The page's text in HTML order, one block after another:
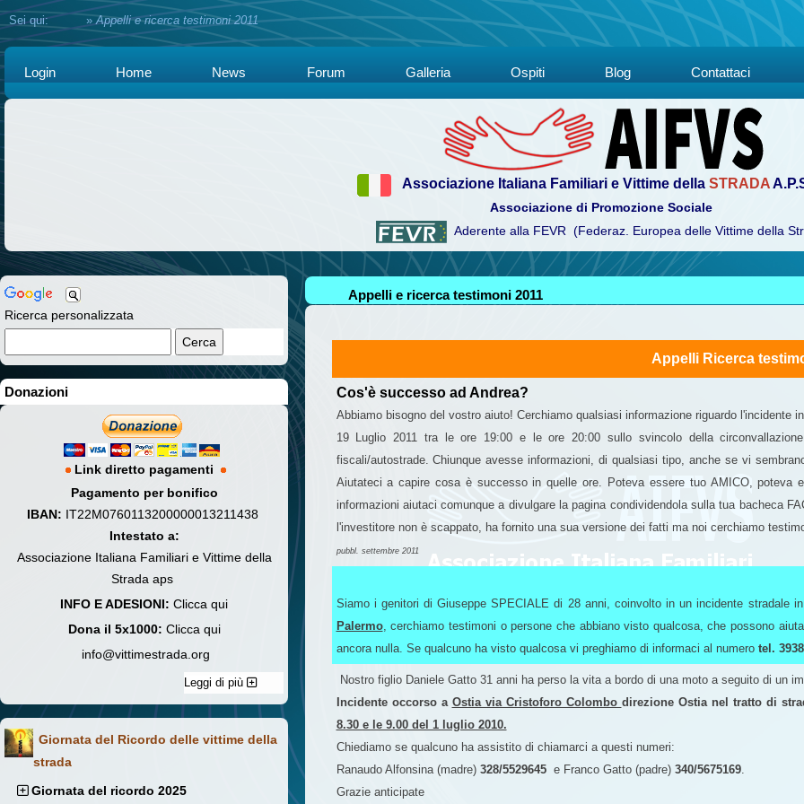
Sei qui:Home »Appelli e ricerca testimoni 2011
Login Home News Forum Galleria Ospiti Blog Contattaci
Associazione Italiana Familiari e Vittime della STRADA
Associazione di Promozione Sociale
Aderente alla FEVR (Federaz. Europea delle Vittime della
Ricerca personalizzata
Donazioni
Link diretto pagamenti
Pagamento per bonifico
IBAN: IT22M0760113200000013211438
Intestato a:
Associazione Italiana Familiari e Vittime della
Strada aps
INFO E ADESIONI: Clicca qui
Dona il 5x1000: Clicca qui
info@vittimestrada.org
Leggi di più
Giornata del Ricordo delle vittime della
strada
Giornata del ricordo 2025
Appelli e ricerca testimoni 2011
Appelli Ricerca
Cos'è successo ad Andrea?
Abbiamo bisogno del vostro aiuto! Cerchiamo qualsiasi informazione riguardo l'incidente
19 Luglio 2011 tra le ore 19:00 e le ore 20:00 sullo svincolo della
fiscali/autostrade. Chiunque avesse informazioni, di qualsiasi tipo, anche se vi
Aiutateci a capire cosa è successo in quelle ore. Poteva essere tuo AMICO, poteva
informazioni aiutaci comunque a divulgare la pagina condividendola sulla tua bacheca
l'investitore non è scappato, ha fornito una sua versione dei fatti ma noi cerchiamo
pubbl. settembre 2011
Siamo i genitori di Giuseppe SPECIALE di 28 anni, coinvolto in un incidente stradale
Palermo, cerchiamo testimoni o persone che abbiano visto qualcosa, che possono
ancora nulla. Se qualcuno ha visto qualcosa vi preghiamo di informaci al numero tel.
Nostro figlio Daniele Gatto 31 anni ha perso la vita a bordo di una moto a seguito di un
Incidente occorso a Ostia via Cristoforo Colombo direzione Ostia nel tratto di
8.30 e le 9.00 del 1 luglio 2010.
Chiediamo se qualcuno ha assistito di chiamarci a questi numeri:
Ranaudo Alfonsina (madre) 328/5529645e Franco Gatto (padre) 340/5675169.
Grazie anticipate